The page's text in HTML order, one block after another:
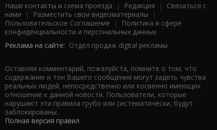
Наши контакты и схема проезда | Редакция | Связаться с
нами | Разместить свои видеоматериалы |
Пользовательское Соглашение |
Политика в сфере
конфиденциальности и персональных данных
Реклама на сайте: Отдел продаж digital рекламы
Оставляя комментарий, пожалуйста, помните о том, что
содержание и тон Вашего сообщения могут задеть чувства
реальных людей, непосредственно или косвенно имеющих
отношение к данной новости. Пользователи, которые
нарушают эти правила грубо или систематически, будут
заблокированы.
Полная версия правил